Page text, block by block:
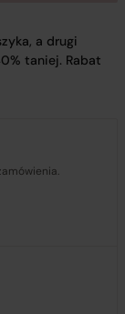
a drugi
taniej. Rabat